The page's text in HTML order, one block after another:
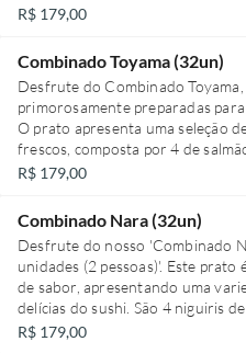
R$ 179,00
Combinado Toyama (32un)
Desfrute do Combinado Toyama,
primorosamente preparadas para
O prato apresenta uma seleção
frescos, composta por 4 de
Deguste também 2 niguiris de
atum. Aprecie 2 jyos de salmão, 2
com siciliano e 2 jyos de salmão
Experimente ainda 2 uramakis de
grelhado com maionese de
estilo Califórnia, 2 uramakis de
uramakis Filadélfia. Finalize com
salmão e 2 hossomakis de
R$ 179,00
Combinado Nara (32un)
Desfrute do nosso 'Combinado
unidades (2 pessoas)'. Este prato
de sabor, apresentando uma
delícias do sushi. São 4 niguiris de
frescos e suculentos, 4 niguiris de
R$ 179,00